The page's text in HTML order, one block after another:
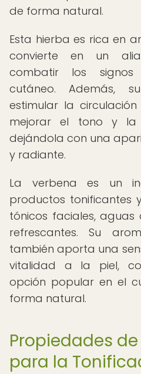
de forma natural.
Esta hierba es rica en
convierte en un
combatir los signos
cutáneo. Además,
estimular la
mejorar el tono y
dejándola con una
y radiante.
La verbena es un
productos tonificantes
tónicos faciales, aguas
refrescantes. Su
también aporta una
vitalidad a la piel,
opción popular en el
forma natural.
Propiedades
para la